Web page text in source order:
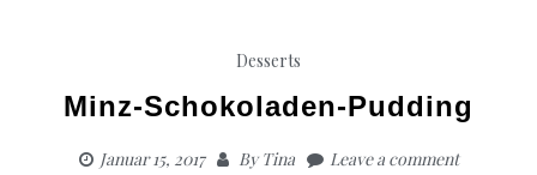
Desserts
Minz-Schokoladen-Pudding
Januar 15, 2017 ByTina Leave a comment